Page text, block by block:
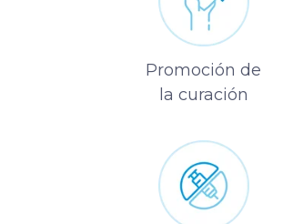
Promoción de
la curación